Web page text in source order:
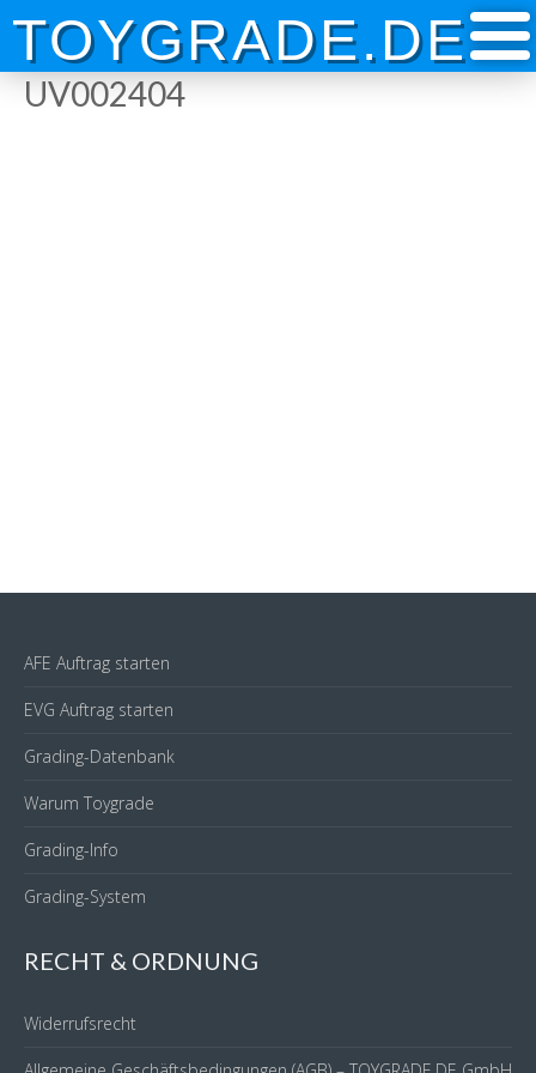
Skip
content
TOYGRADE.DE
UV002404
AFE Auftrag starten
EVG Auftrag starten
Grading-Datenbank
Warum Toygrade
Grading-Info
Grading-System
RECHT & ORDNUNG
Widerrufsrecht